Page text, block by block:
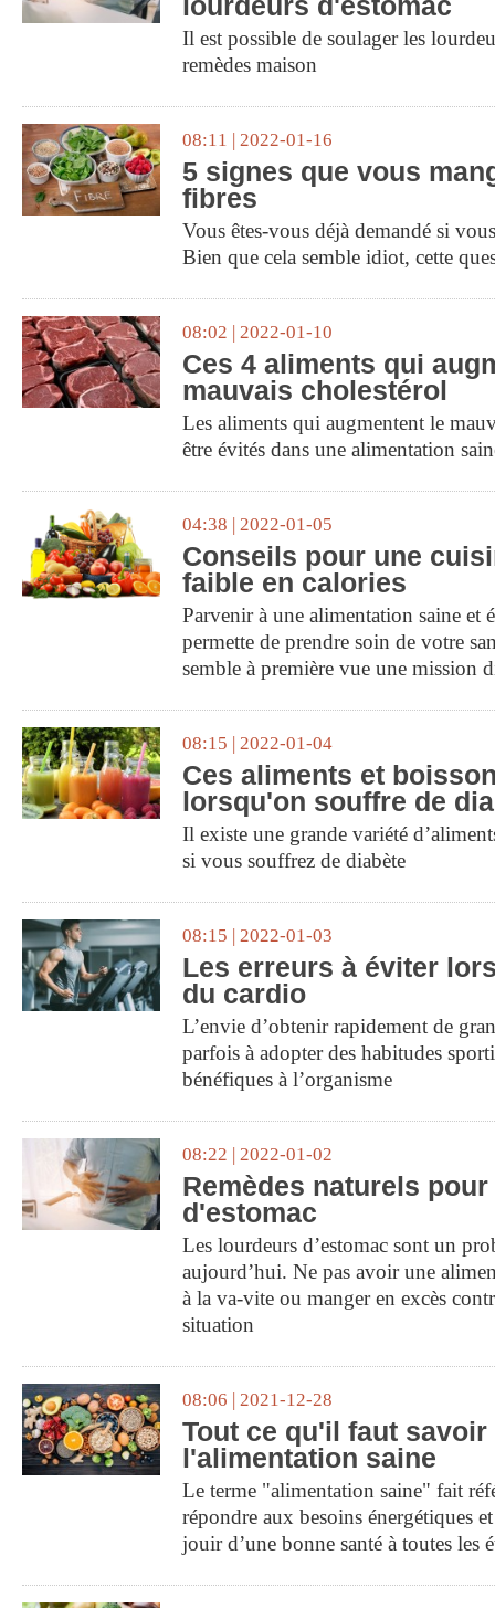
lourdeurs d'estomac
Il est possible de soulager les
remèdes maison
08:11 | 2022-01-16
5 signes que vous
fibres
Vous êtes-vous déjà demandé si
Bien que cela semble idiot, cette
08:02 | 2022-01-10
Ces 4 aliments qui
mauvais cholestérol
Les aliments qui augmentent le
être évités dans une alimentation
04:38 | 2022-01-05
Conseils pour une
faible en calories
Parvenir à une alimentation saine et
permette de prendre soin de votre
semble à première vue une mission
08:15 | 2022-01-04
Ces aliments et
lorsqu'on souffre de
Il existe une grande variété
si vous souffrez de diabète
08:15 | 2022-01-03
Les erreurs à éviter
du cardio
L’envie d’obtenir rapidement de
parfois à adopter des habitudes
bénéfiques à l’organisme
08:22 | 2022-01-02
Remèdes naturels
d'estomac
Les lourdeurs d’estomac sont un
aujourd’hui. Ne pas avoir une
à la va-vite ou manger en excès
situation
08:06 | 2021-12-28
Tout ce qu'il faut savoir
l'alimentation saine
Le terme "alimentation saine" fait
répondre aux besoins énergétiques
jouir d’une bonne santé à toutes les